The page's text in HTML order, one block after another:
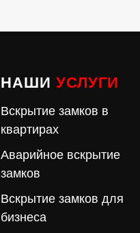
НАШИ УСЛУГИ
Вскрытие замков в
квартирах
Аварийное вскрытие
замков
Вскрытие замков для
бизнеса